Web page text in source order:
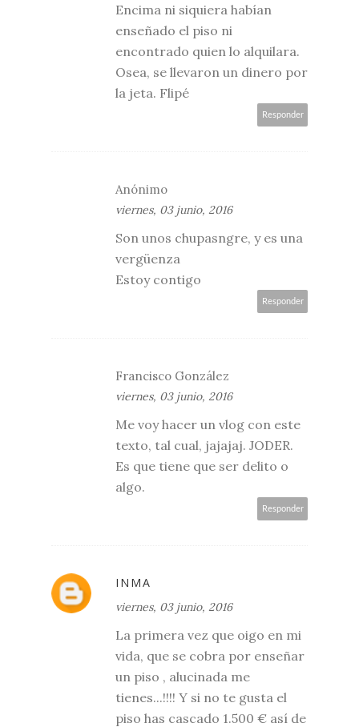
Encima ni siquiera habían
enseñado el piso ni
encontrado quien lo alquilara.
Osea, se llevaron un dinero por
la jeta. Flipé
Responder
Anónimo
viernes, 03 junio, 2016
Son unos chupasngre, y es una
vergüenza
Estoy contigo
Responder
Francisco González
viernes, 03 junio, 2016
Me voy hacer un vlog con este
texto, tal cual, jajajaj. JODER.
Es que tiene que ser delito o
algo.
Responder
INMA
viernes, 03 junio, 2016
La primera vez que oigo en mi
vida, que se cobra por enseñar
un piso , alucinada me
tienes...!!!! Y si no te gusta el
piso has cascado 1.500 € así de